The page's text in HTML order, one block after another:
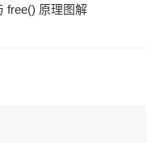
free() 原理图解